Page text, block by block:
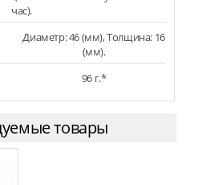
час).
Диаметр: 46 (мм), Толщина: 16
(мм).
96 г.*
товары